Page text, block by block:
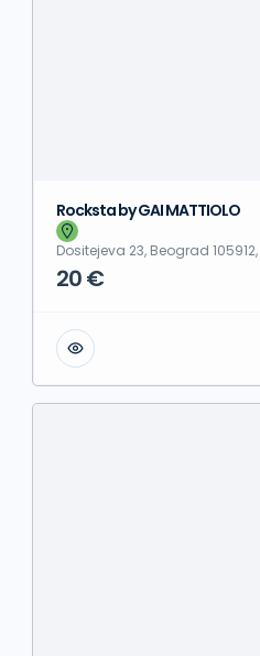
Rocksta by GAI MATTIOLO
Dositejeva 23, Beograd
20 €